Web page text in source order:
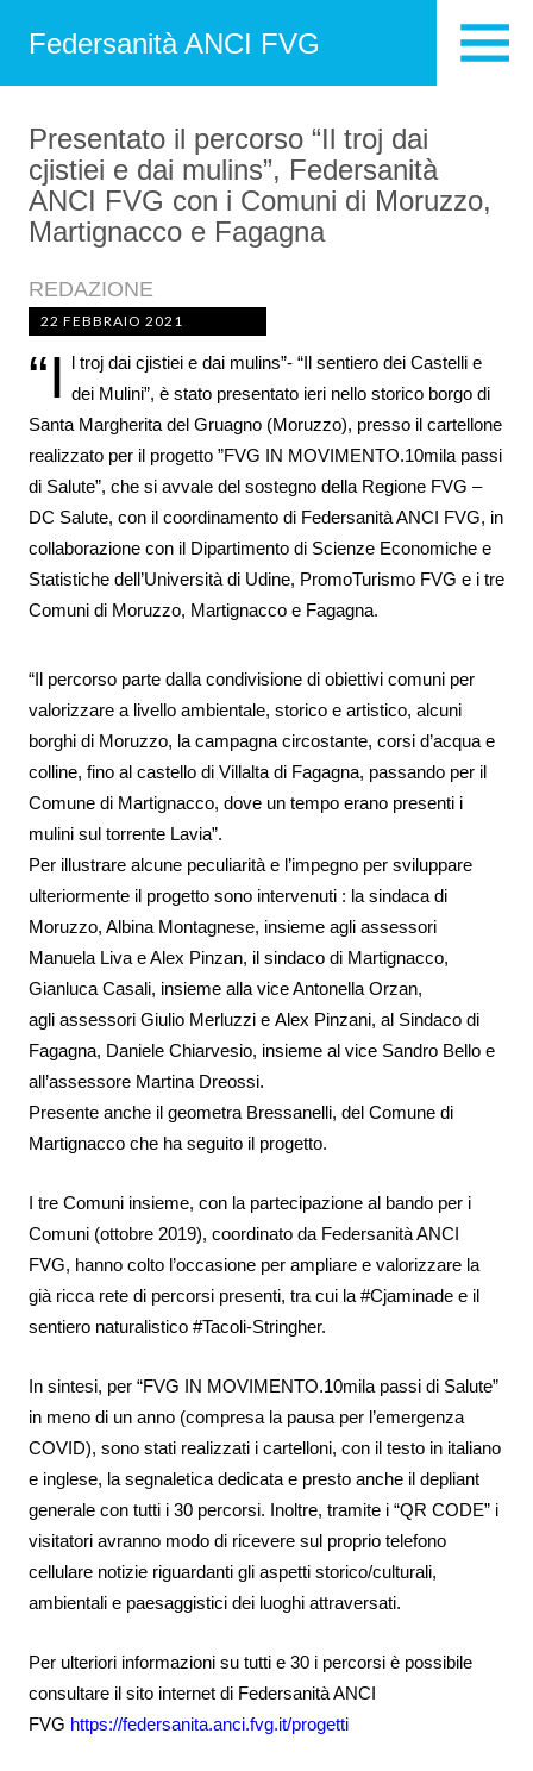
Federsanità ANCI FVG
Presentato il percorso “Il troj dai
cjistiei e dai mulins”, Federsanità
ANCI FVG con i Comuni di Moruzzo,
Martignacco e Fagagna
REDAZIONE
22 FEBBRAIO 2021
“I l troj dai cjistiei e dai mulins”- “Il sentiero dei Castelli e
dei Mulini”, è stato presentato ieri nello storico borgo di
Santa Margherita del Gruagno (Moruzzo), presso il cartellone
realizzato per il progetto ”FVG IN MOVIMENTO.10mila passi
di Salute”, che si avvale del sostegno della Regione FVG –
DC Salute, con il coordinamento di Federsanità ANCI FVG, in
collaborazione con il Dipartimento di Scienze Economiche e
Statistiche dell’Università di Udine, PromoTurismo FVG e i tre
Comuni di Moruzzo, Martignacco e Fagagna.
“Il percorso parte dalla condivisione di obiettivi comuni per
valorizzare a livello ambientale, storico e artistico, alcuni
borghi di Moruzzo, la campagna circostante, corsi d’acqua e
colline, fino al castello di Villalta di Fagagna, passando per il
Comune di Martignacco, dove un tempo erano presenti i
mulini sul torrente Lavia”.
Per illustrare alcune peculiarità e l’impegno per sviluppare
ulteriormente il progetto sono intervenuti : la sindaca di
Moruzzo, Albina Montagnese, insieme agli assessori
Manuela Liva e Alex Pinzan, il sindaco di Martignacco,
Gianluca Casali, insieme alla vice Antonella Orzan,
agli assessori Giulio Merluzzi e Alex Pinzani, al Sindaco di
Fagagna, Daniele Chiarvesio, insieme al vice Sandro Bello e
all’assessore Martina Dreossi.
Presente anche il geometra Bressanelli, del Comune di
Martignacco che ha seguito il progetto.
I tre Comuni insieme, con la partecipazione al bando per i
Comuni (ottobre 2019), coordinato da Federsanità ANCI
FVG, hanno colto l’occasione per ampliare e valorizzare la
già ricca rete di percorsi presenti, tra cui la #Cjaminade e il
sentiero naturalistico #Tacoli-Stringher.
In sintesi, per “FVG IN MOVIMENTO.10mila passi di Salute”
in meno di un anno (compresa la pausa per l’emergenza
COVID), sono stati realizzati i cartelloni, con il testo in italiano
e inglese, la segnaletica dedicata e presto anche il depliant
generale con tutti i 30 percorsi. Inoltre, tramite i “QR CODE” i
visitatori avranno modo di ricevere sul proprio telefono
cellulare notizie riguardanti gli aspetti storico/culturali,
ambientali e paesaggistici dei luoghi attraversati.
Per ulteriori informazioni su tutti e 30 i percorsi è possibile
consultare il sito internet di Federsanità ANCI
FVG https://federsanita.anci.fvg.it/progetti